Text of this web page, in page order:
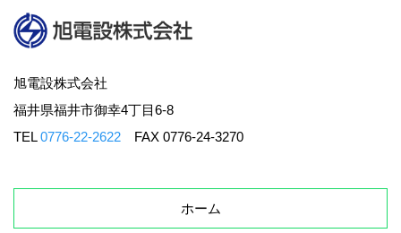
旭電設株式会社
福井県福井市御幸4丁目6-8
TEL0776-22-2622 FAX 0776-24-3270
ホーム